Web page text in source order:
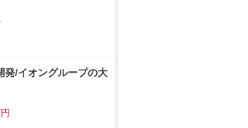
発/イオングループの大